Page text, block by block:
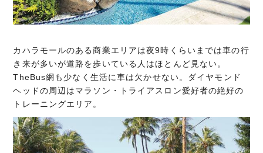
カハラモールのある商業エリアは夜9時くらいまでは車の行
き来が多いが道路を歩いている人はほとんど見ない。
TheBus網も少なく生活に車は欠かせない。ダイヤモンド
ヘッドの周辺はマラソン・トライアスロン愛好者の絶好の
トレーニングエリア。